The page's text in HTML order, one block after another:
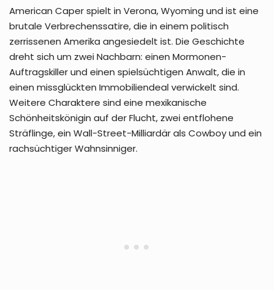
American Caper spielt in Verona, Wyoming und ist eine
brutale Verbrechenssatire, die in einem politisch
zerrissenen Amerika angesiedelt ist. Die Geschichte
dreht sich um zwei Nachbarn: einen Mormonen-
Auftragskiller und einen spielsüchtigen Anwalt, die in
einen missglückten Immobiliendeal verwickelt sind.
Weitere Charaktere sind eine mexikanische
Schönheitskönigin auf der Flucht, zwei entflohene
Sträflinge, ein Wall-Street-Milliardär als Cowboy und ein
rachsüchtiger Wahnsinniger.